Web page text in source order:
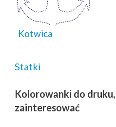
Kotwica
Statki
Kolorowanki do
zainteresować